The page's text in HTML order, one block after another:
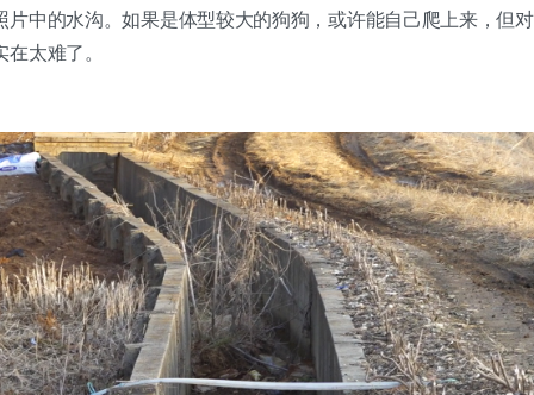
片中的水沟。如果是体型较大的狗狗，或许能自己爬上来，但
太难了。